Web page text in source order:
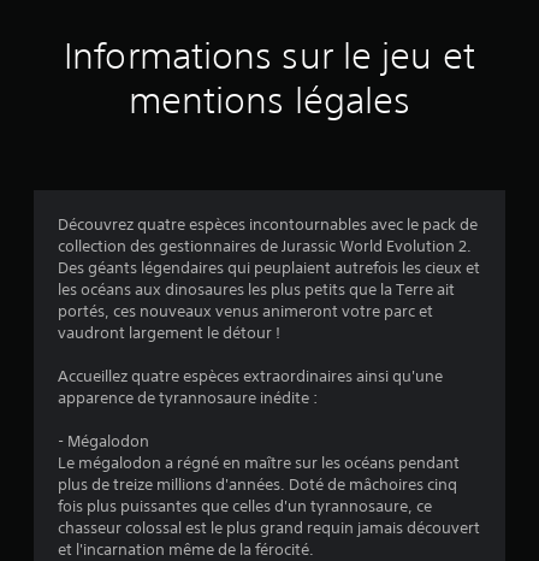
r
7
é
v
l
a
t
Informations sur le jeu et
mentions légales
Découvrez quatre espèces incontournables avec le pack de
collection des gestionnaires de Jurassic World Evolution 2.
Des géants légendaires qui peuplaient autrefois les cieux et
les océans aux dinosaures les plus petits que la Terre ait
portés, ces nouveaux venus animeront votre parc et
vaudront largement le détour !
Accueillez quatre espèces extraordinaires ainsi qu'une
apparence de tyrannosaure inédite :
- Mégalodon
Le mégalodon a régné en maître sur les océans pendant
plus de treize millions d'années. Doté de mâchoires cinq
fois plus puissantes que celles d'un tyrannosaure, ce
chasseur colossal est le plus grand requin jamais découvert
et l'incarnation même de la férocité.